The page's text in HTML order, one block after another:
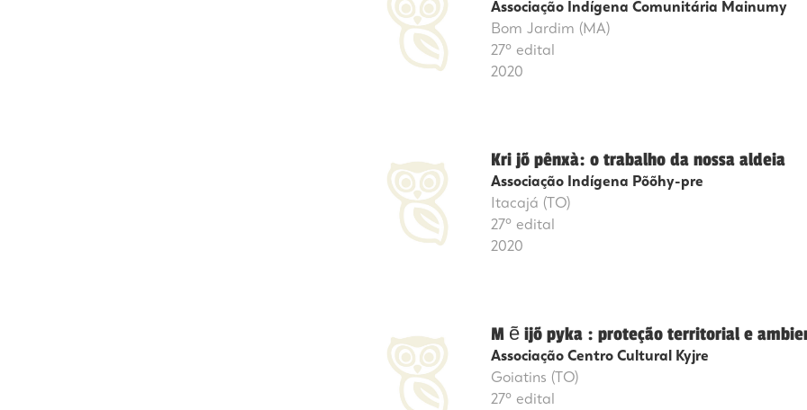
Associação Indígena Comunitária Mainumy
Bom Jardim (MA)
27º edital
2020
Kri jõ pênxà: o trabalho da nossa aldeia
Associação Indígena Põõhy-pre
Itacajá (TO)
27º edital
2020
M ẽ ijõ pyka : proteção territorial e
Associação Centro Cultural Kyjre
Goiatins (TO)
27º edital